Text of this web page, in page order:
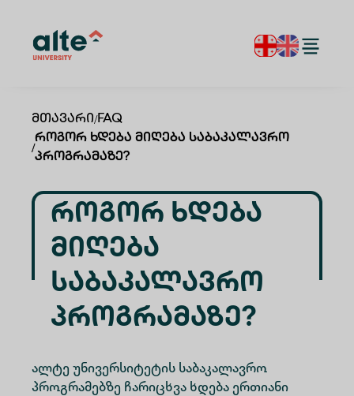
Მთავარი/FAQ
/
Როგორ Ხდება Მიღება Საბაკალავრო
Პროგრამაზე?
Როგორ Ხდება
Მიღება
Საბაკალავრო
Პროგრამაზე?
ალტე უნივერსიტეტის საბაკალავრო
პროგრამებზე ჩარიცხვა ხდება ერთიანი